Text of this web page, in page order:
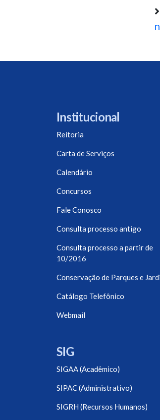
Institucional
Reitoria
Carta de Serviços
Calendário
Concursos
Fale Conosco
Consulta processo antigo
Consulta processo a partir de
10/2016
Conservação de Parques e
Catálogo Telefônico
Webmail
SIG
SIGAA (Acadêmico)
SIPAC (Administrativo)
SIGRH (Recursos Humanos)